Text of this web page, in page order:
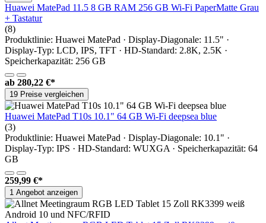
Huawei MatePad 11.5 8 GB RAM 256 GB Wi-Fi PaperMatte Grau
+ Tastatur
(8)
Produktlinie: Huawei MatePad · Display-Diagonale: 11.5" ·
Display-Typ: LCD, IPS, TFT · HD-Standard: 2.8K, 2.5K ·
Speicherkapazität: 256 GB
ab 280,22 €*
19 Preise vergleichen
Huawei MatePad T10s 10.1" 64 GB Wi-Fi deepsea blue
(3)
Produktlinie: Huawei MatePad · Display-Diagonale: 10.1" ·
Display-Typ: IPS · HD-Standard: WUXGA · Speicherkapazität: 64
GB
259,99 €*
1 Angebot anzeigen